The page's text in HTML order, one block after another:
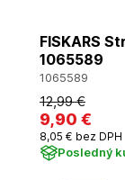
FISKARS
1065589
1065589
12,99 €
9,90 €
8,05 € bez DPH
Posledný